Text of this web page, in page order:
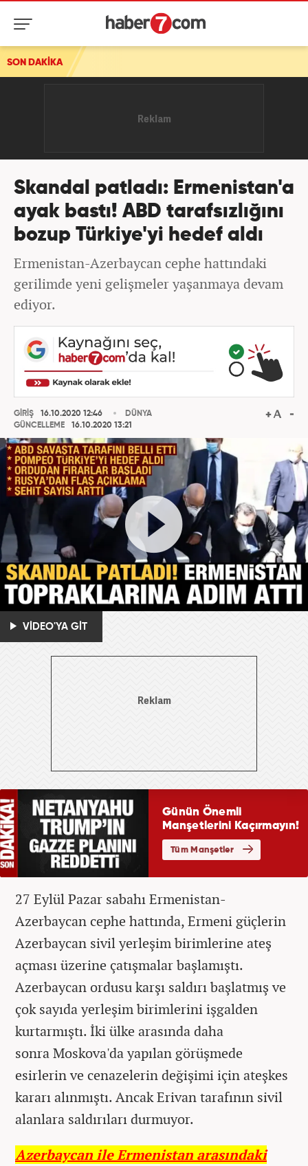
SON DAKİKA
UltraAslan lideri Sebahattin Şirin gözaltına alındı
Skandal patladı: Ermenistan'a
ayak bastı! ABD tarafsızlığını
bozup Türkiye'yi hedef aldı
Ermenistan-Azerbaycan cephe hattındaki
gerilimde yeni gelişmeler yaşanmaya devam
ediyor.
GİRİŞ
16.10.2020 12:46
GÜNCELLEME
16.10.2020 13:21
DÜNYA
VİDEO'YA GİT
27 Eylül Pazar sabahı Ermenistan-
Azerbaycan cephe hattında, Ermeni güçlerin
Azerbaycan sivil yerleşim birimlerine ateş
açması üzerine çatışmalar başlamıştı.
Azerbaycan ordusu karşı saldırı başlatmış ve
çok sayıda yerleşim birimlerini işgalden
kurtarmıştı. İki ülke arasında daha
sonra Moskova'da yapılan görüşmede
esirlerin ve cenazelerin değişimi için ateşkes
kararı alınmıştı. Ancak Erivan tarafının sivil
alanlara saldırıları durmuyor.
Azerbaycan ile Ermenistan arasındaki